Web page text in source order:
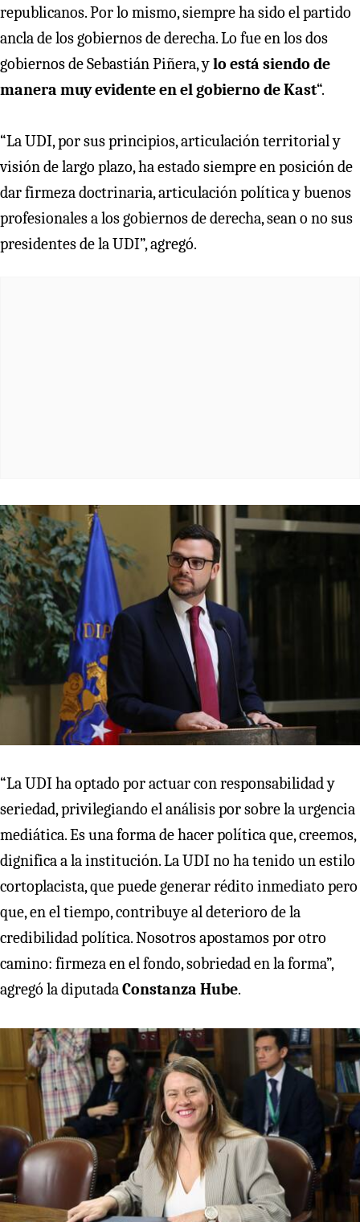
republicanos. Por lo mismo, siempre ha sido el partido
ancla de los gobiernos de derecha. Lo fue en los dos
gobiernos de Sebastián Piñera, ylo está siendo de
manera muy evidente en el gobierno de Kast“.
“La UDI, por sus principios, articulación territorial y
visión de largo plazo, ha estado siempre en posición de
dar firmeza doctrinaria, articulación política y buenos
profesionales a los gobiernos de derecha, sean o no sus
presidentes de la UDI”, agregó.
“La UDI ha optado por actuar con responsabilidad y
seriedad, privilegiando el análisis por sobre la urgencia
mediática. Es una forma de hacer política que, creemos,
dignifica a la institución. La UDI no ha tenido un estilo
cortoplacista, que puede generar rédito inmediato pero
que, en el tiempo, contribuye al deterioro de la
credibilidad política. Nosotros apostamos por otro
camino: firmeza en el fondo, sobriedad en la forma”,
agregó la diputadaConstanza Hube.